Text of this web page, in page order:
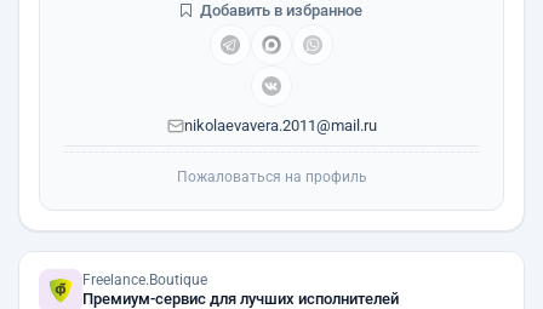
nikolaevavera.2011@mail.ru
Добавить в избранное
Пожаловаться на профиль
Freelance.Boutique
Премиум-сервис для лучших исполнителей